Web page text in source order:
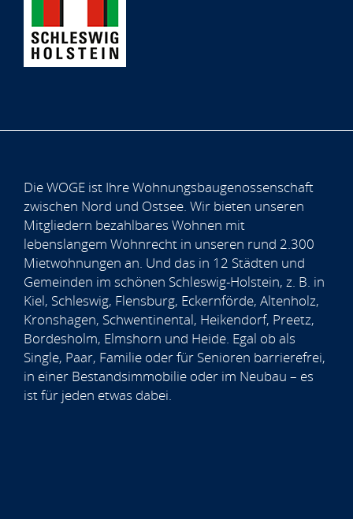
Die WOGE ist Ihre Wohnungsbaugenossenschaft
zwischen Nord und Ostsee. Wir bieten unseren
Mitgliedern bezahlbares Wohnen mit
lebenslangem Wohnrecht in unseren rund 2.300
Mietwohnungen an. Und das in 12 Städten und
Gemeinden im schönen Schleswig-Holstein, z. B. in
Kiel, Schleswig, Flensburg, Eckernförde, Altenholz,
Kronshagen, Schwentinental, Heikendorf, Preetz,
Bordesholm, Elmshorn und Heide. Egal ob als
Single, Paar, Familie oder für Senioren barrierefrei,
in einer Bestandsimmobilie oder im Neubau – es
ist für jeden etwas dabei.